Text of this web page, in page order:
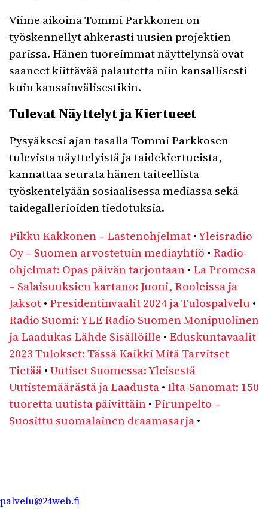
Viime aikoina Tommi Parkkonen on
työskennellyt ahkerasti uusien projektien
parissa. Hänen tuoreimmat näyttelynsä ovat
saaneet kiittävää palautetta niin kansallisesti
kuin kansainvälisestikin.
Tulevat Näyttelyt ja Kiertueet
Pysyäksesi ajan tasalla Tommi Parkkosen
tulevista näyttelyistä ja taidekiertueista,
kannattaa seurata hänen taiteellista
työskentelyään sosiaalisessa mediassa sekä
taidegallerioiden tiedotuksia.
Pikku Kakkonen – Lastenohjelmat•Yleisradio
Oy – Suomen arvostetuin mediayhtiö • Radio-
ohjelmat: Opas päivän tarjontaan• La Promesa
– Salaisuuksien kartano: Juoni, Rooleissa ja
Jaksot• Presidentinvaalit 2024 ja Tulospalvelu •
Radio Suomi: YLE Radio Suomen Monipuolinen
ja Laadukas Lähde Sisällöille • Eduskuntavaalit
2023 Tulokset: Tässä Kaikki Mitä Tarvitset
Tietää•Uutiset Suomessa: Yleisestä
Uutistemäärästä ja Laadusta• Ilta-Sanomat: 150
tuoretta uutista päivittäin• Pirunpelto –
Suosittu suomalainen draamasarja•
palvelu@24web.fi